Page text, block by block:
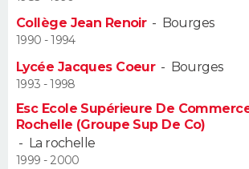
Alimentation
Guide de la santé
Maladies
Médicaments
Sommeil
VOYAGE
Destinations
City break
Voyage nature
Voyage de noces
Forum
Climat
+
PHOTO
GUIDES D'ACHAT
BONS PLANS
Collège Jean Renoir- Bourges
1990 - 1994
Lycée Jacques Coeur- Bourges
1993 - 1998
Esc Ecole Supérieure De
Rochelle (Groupe Sup De Co)
- La rochelle
1999 - 2000